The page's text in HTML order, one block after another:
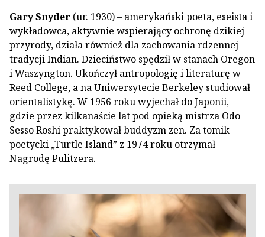
Gary Snyder (ur. 1930) – amerykański poeta, eseista i
wykładowca, aktywnie wspierający ochronę dzikiej
przyrody, działa również dla zachowania rdzennej
tradycji Indian. Dzieciństwo spędził w stanach Oregon
i Waszyngton. Ukończył antropologię i literaturę w
Reed College, a na Uniwersytecie Berkeley studiował
orientalistykę. W 1956 roku wyjechał do Japonii,
gdzie przez kilkanaście lat pod opieką mistrza Odo
Sesso Roshi praktykował buddyzm zen. Za tomik
poetycki „Turtle Island” z 1974 roku otrzymał
Nagrodę Pulitzera.